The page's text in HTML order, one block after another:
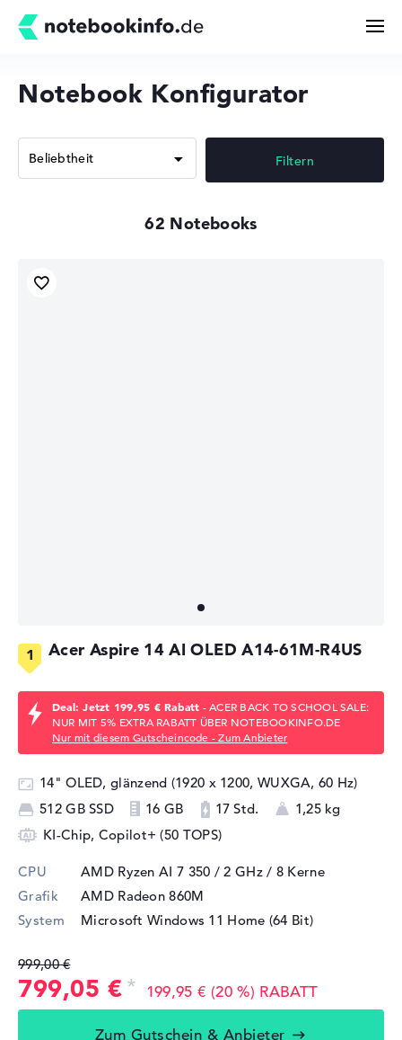
Konfigurator
Kaufberatung
Notebook Konfigurator
62
Filtern
Acer Aspire 14 AI OLED A14-61M-R4US
Deal: Jetzt 199,95 € Rabatt - ACER BACK TO SCHOOL SALE:
NUR MIT 5% EXTRA RABATT ÜBER NOTEBOOKINFO.DE
Nur mit diesem Gutscheincode - Zum Anbieter
14" OLED, glänzend (1920 x 1200, WUXGA, 60 Hz)
512 GB SSD
16 GB 17 Std.
1,25 kg
KI-Chip, Copilot+ (50 TOPS)
CPU AMD Ryzen AI 7 350 / 2 GHz/ 8 Kerne
Grafik
AMD Radeon 860M
System
Microsoft Windows 11 Home (64 Bit)
999,00 €
799,05 € 199,95 € (20 %) RABATT
Zum Gutschein & Anbieter